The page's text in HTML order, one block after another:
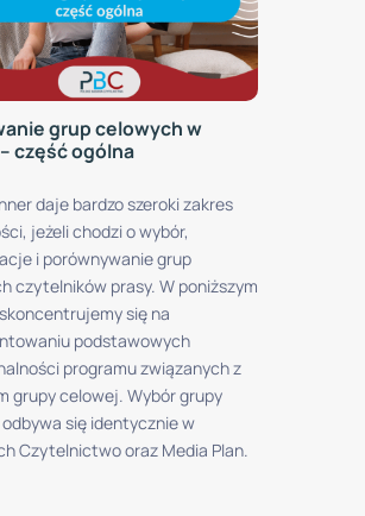
grup celowych w
część ogólna
daje bardzo szeroki zakres
jeżeli chodzi o wybór,
i porównywanie grup
czytelników prasy. W poniższym
się na
podstawowych
programu związanych z
grupy celowej. Wybór grupy
się identycznie w
Czytelnictwo oraz Media Plan.